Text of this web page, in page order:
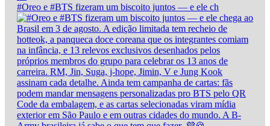
#Oreo e #BTS fizeram um biscoito juntos — e ele ch